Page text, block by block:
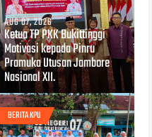
AUG 07, 2026
Ketua TP PKK Bukittinggi
Motivasi kepada Pinru
Pramuka Utusan Jambore
Nasional XII.
BERITA KPU